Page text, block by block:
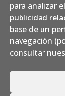
para analizar
publicidad
base de un
navegación
consultar
Nutrición
Pilates /
Podología